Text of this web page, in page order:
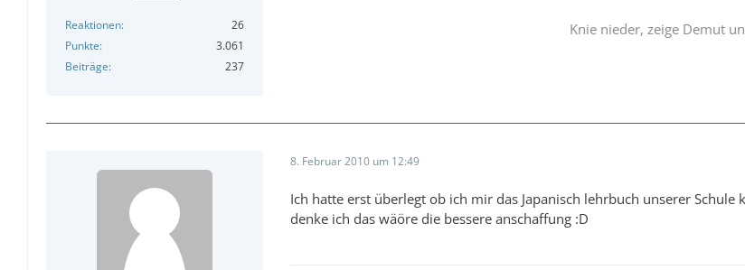
Reaktionen
26
Punkte
3.061
Beiträge
237
Knie nieder, zeige Demut
8. Februar 2010 um 12:49
Ich hatte erst überlegt ob ich mir das Japanisch lehrbuch unserer
denke ich das wäöre die bessere anschaffung :D